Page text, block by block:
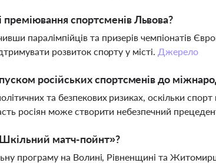
спортсменів Львова?
паралімпійців та призерів чемпіонатів
розвиток спорту у місті. Джерело
російських спортсменів до
та безпекових ризиках, оскільки
росіян може створити небезпечний
матч-пойнт»?
програму на Волині, Рівненщині та